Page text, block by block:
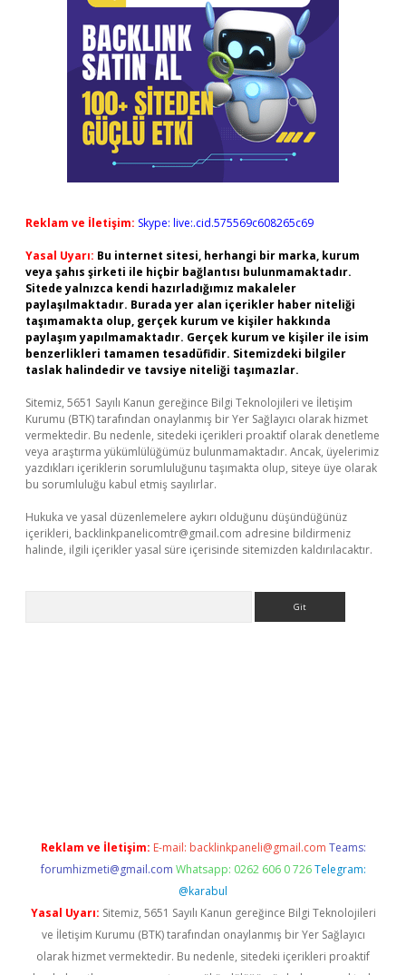
Reklam ve İletişim: Skype: live:.cid.575569c608265c69
Yasal Uyarı: Bu internet sitesi, herhangi bir marka, kurum
veya şahıs şirketi ile hiçbir bağlantısı bulunmamaktadır.
Sitede yalnızca kendi hazırladığımız makaleler
paylaşılmaktadır. Burada yer alan içerikler haber niteliği
taşımamakta olup, gerçek kurum ve kişiler hakkında
paylaşım yapılmamaktadır. Gerçek kurum ve kişiler ile isim
benzerlikleri tamamen tesadüfidir. Sitemizdeki bilgiler
taslak halindedir ve tavsiye niteliği taşımazlar.
Sitemiz, 5651 Sayılı Kanun gereğince Bilgi Teknolojileri ve İletişim
Kurumu (BTK) tarafından onaylanmış bir Yer Sağlayıcı olarak hizmet
vermektedir. Bu nedenle, sitedeki içerikleri proaktif olarak denetleme
veya araştırma yükümlülüğümüz bulunmamaktadır. Ancak, üyelerimiz
yazdıkları içeriklerin sorumluluğunu taşımakta olup, siteye üye olarak
bu sorumluluğu kabul etmiş sayılırlar.
Hukuka ve yasal düzenlemelere aykırı olduğunu düşündüğünüz
içerikleri, backlinkpanelicomtr@gmail.com adresine bildirmeniz
halinde, ilgili içerikler yasal süre içerisinde sitemizden kaldırılacaktır.
Reklam ve İletişim: E-mail: backlinkpaneli@gmail.com Teams:
forumhizmeti@gmail.com Whatsapp: 0262 606 0 726 Telegram:
@karabul
Yasal Uyarı: Sitemiz, 5651 Sayılı Kanun gereğince Bilgi Teknolojileri
ve İletişim Kurumu (BTK) tarafından onaylanmış bir Yer Sağlayıcı
olarak hizmet vermektedir. Bu nedenle, sitedeki içerikleri proaktif